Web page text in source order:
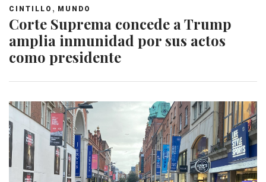
CINTILLO , MUNDO
Corte Suprema concede a Trump
amplia inmunidad por sus actos
como presidente